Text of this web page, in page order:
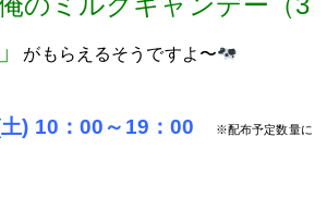
がもらえるそうですよ〜
) 10：00～19：00 ※配布予定数量に